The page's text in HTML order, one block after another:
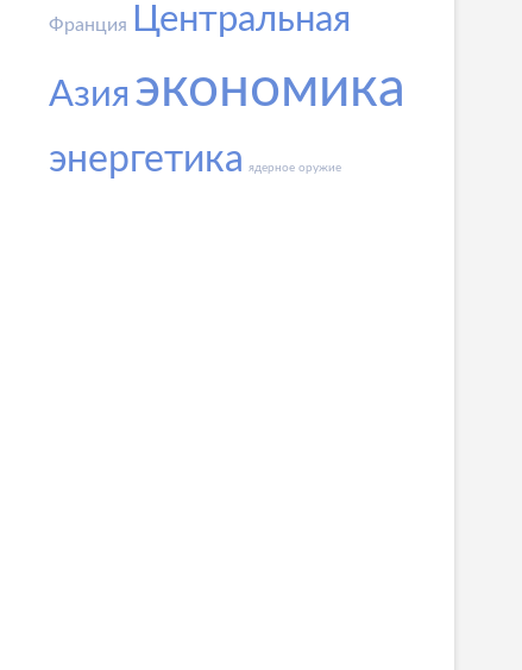
Франция Центральная
Азия экономика
энергетика ядерное оружие